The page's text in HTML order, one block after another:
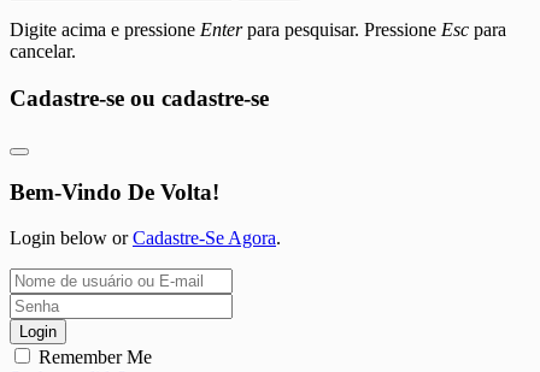
Digite acima e pressione Enterpara pesquisar. Pressione Esc para
cancelar.
Cadastre-se ou cadastre-se
Bem-Vindo De Volta!
Login below orCadastre-Se Agora.
Login
Remember Me